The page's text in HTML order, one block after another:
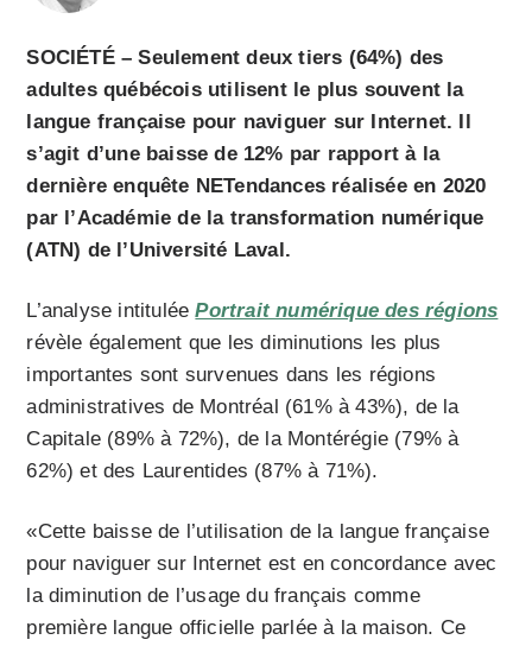
SOCIÉTÉ – Seulement deux tiers (64%) des
adultes québécois utilisent le plus souvent la
langue française pour naviguer sur Internet. Il
s’agit d’une baisse de 12% par rapport à la
dernière enquête NETendances réalisée en 2020
par l’Académie de la transformation numérique
(ATN) de l’Université Laval.
L’analyse intituléePortrait numérique des régions
révèle également que les diminutions les plus
importantes sont survenues dans les régions
administratives de Montréal (61% à 43%), de la
Capitale (89% à 72%), de la Montérégie (79% à
62%) et des Laurentides (87% à 71%).
«Cette baisse de l’utilisation de la langue française
pour naviguer sur Internet est en concordance avec
la diminution de l’usage du français comme
première langue officielle parlée à la maison. Ce